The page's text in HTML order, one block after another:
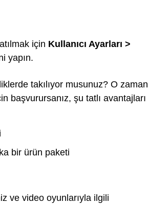
için Kullanıcı Ayarları >
yapın.
takılıyor musunuz? O zaman
başvurursanız, şu tatlı avantajları
bir ürün paketi
ve video oyunlarıyla ilgili